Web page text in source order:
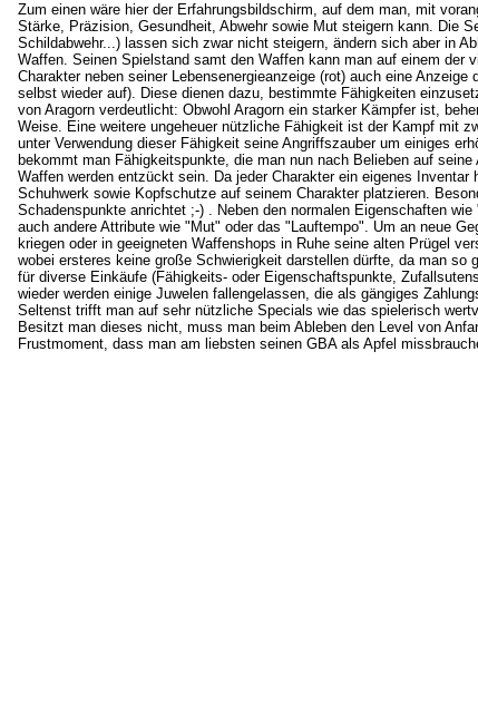
Zum einen wäre hier der Erfahrungsbildschirm, auf dem man, mit
Stärke, Präzision, Gesundheit, Abwehr sowie Mut steigern kann. Die
Schildabwehr...) lassen sich zwar nicht steigern, ändern sich aber in
Waffen. Seinen Spielstand samt den Waffen kann man auf einem der
Charakter neben seiner Lebensenergieanzeige (rot) auch eine
selbst wieder auf). Diese dienen dazu, bestimmte Fähigkeiten
von Aragorn verdeutlicht: Obwohl Aragorn ein starker Kämpfer ist,
Weise. Eine weitere ungeheuer nützliche Fähigkeit ist der Kampf mit
unter Verwendung dieser Fähigkeit seine Angriffszauber um einiges
bekommt man Fähigkeitspunkte, die man nun nach Belieben auf
Waffen werden entzückt sein. Da jeder Charakter ein eigenes
Schuhwerk sowie Kopfschutze auf seinem Charakter platzieren.
Schadenspunkte anrichtet ;-) . Neben den normalen Eigenschaften
auch andere Attribute wie "Mut" oder das "Lauftempo". Um an neue
kriegen oder in geeigneten Waffenshops in Ruhe seine alten Prügel
wobei ersteres keine große Schwierigkeit darstellen dürfte, da man
für diverse Einkäufe (Fähigkeits- oder Eigenschaftspunkte,
wieder werden einige Juwelen fallengelassen, die als gängiges
Seltenst trifft man auf sehr nützliche Specials wie das spielerisch
Besitzt man dieses nicht, muss man beim Ableben den Level von
Frustmoment, dass man am liebsten seinen GBA als Apfel